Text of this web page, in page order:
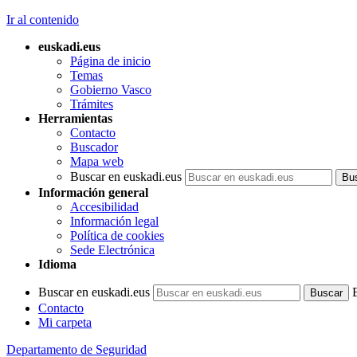
Ir al contenido
euskadi.eus
Página de inicio
Temas
Gobierno Vasco
Trámites
Herramientas
Contacto
Buscador
Mapa web
Buscar en euskadi.eus
Información general
Accesibilidad
Información legal
Política de cookies
Sede Electrónica
Idioma
Buscar en euskadi.eus
Contacto
Mi carpeta
Departamento de Seguridad